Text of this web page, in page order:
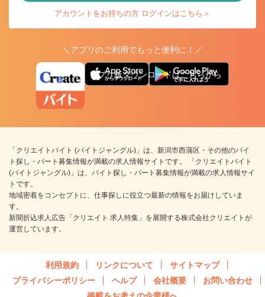
アカウントをお持ちの方 ログインはこちら＞
＼アプリのご利用でもっと便利に！／
アプリ版ダウンロードはこちらから
「クリエイトバイト (バイトジャングル)」は、新潟市西蒲区・その他のバイ
ト探し・パート募集情報が満載の求人情報サイトです。 「クリエイトバイト
(バイトジャングル)」は、バイト探し・パート募集情報が満載の求人情報サイ
トです。
地域密着をコンセプトに、仕事探しに役立つ最新の情報をお届けしていま
す。
新聞折込求人広告「クリエイト 求人特集」を展開する株式会社クリエイトが
運営しています。
利用規約 リンクについて
サイトマップ
プライバシーポリシー
ヘルプ 会社概要
お問い合わせ